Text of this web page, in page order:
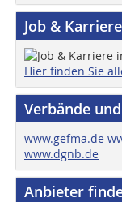
Job &
Hier finden Sie
Verbände
www.gefma.de
www.dgnb.de
Anbieter